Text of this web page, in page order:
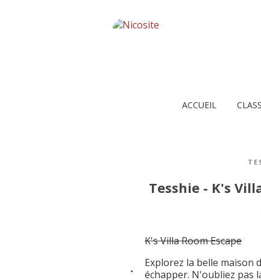
ACCUEIL
Tesshie - K's
K's Villa Room Escape
Explorez la belle maison
échapper. N'oubliez pas